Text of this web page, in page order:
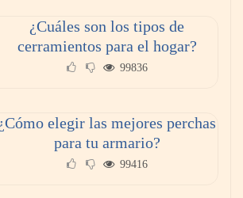
¿Cuáles son los tipos de
cerramientos para el hogar?
99836
elegir las mejores perchas
para tu armario?
99416